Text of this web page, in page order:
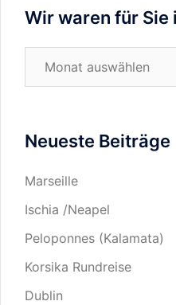
Wir waren für Sie
Neueste Beiträge
Marseille
Ischia /Neapel
Peloponnes (Kalamata)
Korsika Rundreise
Dublin